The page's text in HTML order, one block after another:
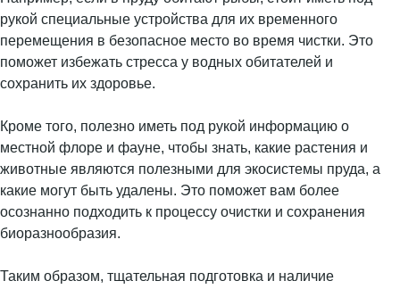
рукой специальные устройства для их временного
перемещения в безопасное место во время чистки. Это
поможет избежать стресса у водных обитателей и
сохранить их здоровье.
Кроме того, полезно иметь под рукой информацию о
местной флоре и фауне, чтобы знать, какие растения и
животные являются полезными для экосистемы пруда, а
какие могут быть удалены. Это поможет вам более
осознанно подходить к процессу очистки и сохранения
биоразнообразия.
Таким образом, тщательная подготовка и наличие